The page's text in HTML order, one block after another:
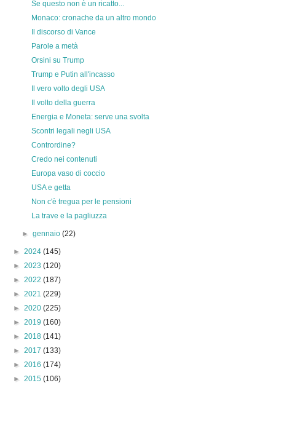
Se questo non è un ricatto...
Monaco: cronache da un altro mondo
Il discorso di Vance
Parole a metà
Orsini su Trump
Trump e Putin all'incasso
Il vero volto degli USA
Il volto della guerra
Energia e Moneta: serve una svolta
Scontri legali negli USA
Contrordine?
Credo nei contenuti
Europa vaso di coccio
USA e getta
Non c'è tregua per le pensioni
La trave e la pagliuzza
►gennaio(22)
► 2024 (145)
► 2023 (120)
► 2022 (187)
► 2021 (229)
► 2020 (225)
► 2019 (160)
► 2018 (141)
► 2017 (133)
► 2016 (174)
► 2015 (106)